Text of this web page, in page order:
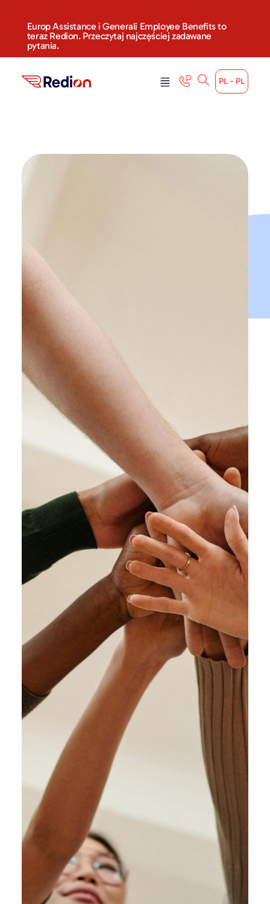
Europ Assistance i Generali Employee Benefits to
teraz Redion. Przeczytaj najczęściej zadawane
pytania.
PL - PL